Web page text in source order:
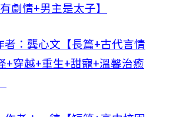
劇情+男主是太子】
者：龔心文【長篇+古代言情
+穿越+重生+甜寵+溫馨治癒